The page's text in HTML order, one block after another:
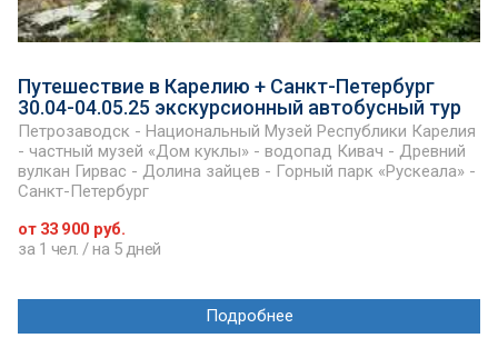
Путешествие в Карелию + Санкт-Петербург
30.04-04.05.25 экскурсионный автобусный тур
Петрозаводск - Национальный Музей Республики Карелия
- частный музей «Дом куклы» - водопад Кивач - Древний
вулкан Гирвас - Долина зайцев - Горный парк «Рускеала» -
Санкт-Петербург
от 33 900 руб.
за 1 чел. / на 5 дней
Подробнее